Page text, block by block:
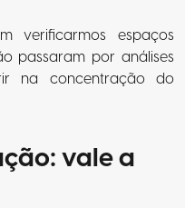
verificarmos espaços
passaram por análises
na concentração do
vale a